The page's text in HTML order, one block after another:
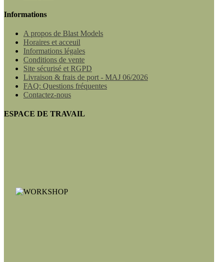
Informations
A propos de Blast Models
Horaires et acceuil
Informations légales
Conditions de vente
Site sécurisé et RGPD
Livraison & frais de port - MAJ 06/2026
FAQ: Questions fréquentes
Contactez-nous
ESPACE DE TRAVAIL